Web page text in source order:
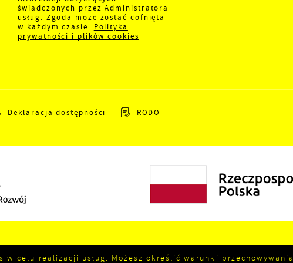
świadczonych przez Administratora
usług. Zgoda może zostać cofnięta
w każdym czasie. Polityka
prywatności i plików cookies
Deklaracja dostępności RODO
w celu realizacji usług. Możesz określić warunki przechowywania